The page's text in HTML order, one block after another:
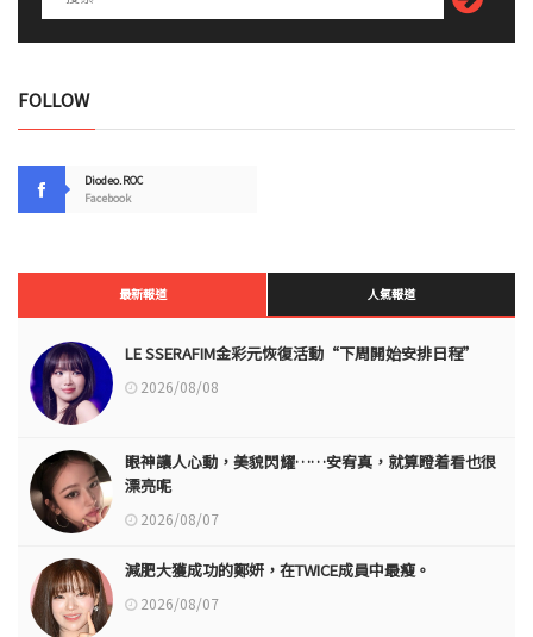
FOLLOW
Diodeo.ROC
Facebook
最新報道 人氣報道
LE SSERAFIM金彩元恢復活動“下周開始安排日程”
2026/08/08
眼神讓人心動，美貌閃耀……安宥真，就算瞪着看也很
漂亮呢
2026/08/07
減肥大獲成功的鄭妍，在TWICE成員中最瘦。
2026/08/07